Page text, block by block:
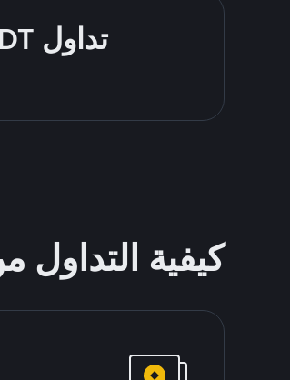
تداول USDT بسهولة - قُم بالشراء والبيع باستخدام طرقك المُفضّلة للدفع
كيفية